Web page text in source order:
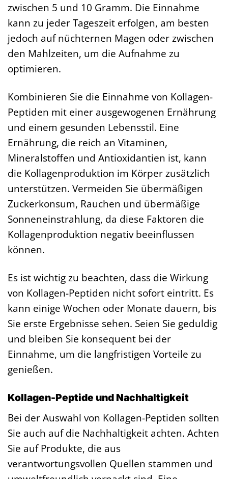
zwischen 5 und 10 Gramm. Die Einnahme
kann zu jeder Tageszeit erfolgen, am besten
jedoch auf nüchternen Magen oder zwischen
den Mahlzeiten, um die Aufnahme zu
optimieren.
Kombinieren Sie die Einnahme von Kollagen-
Peptiden mit einer ausgewogenen Ernährung
und einem gesunden Lebensstil. Eine
Ernährung, die reich an Vitaminen,
Mineralstoffen und Antioxidantien ist, kann
die Kollagenproduktion im Körper zusätzlich
unterstützen. Vermeiden Sie übermäßigen
Zuckerkonsum, Rauchen und übermäßige
Sonneneinstrahlung, da diese Faktoren die
Kollagenproduktion negativ beeinflussen
können.
Es ist wichtig zu beachten, dass die Wirkung
von Kollagen-Peptiden nicht sofort eintritt. Es
kann einige Wochen oder Monate dauern, bis
Sie erste Ergebnisse sehen. Seien Sie geduldig
und bleiben Sie konsequent bei der
Einnahme, um die langfristigen Vorteile zu
genießen.
Kollagen-Peptide und Nachhaltigkeit
Bei der Auswahl von Kollagen-Peptiden sollten
Sie auch auf die Nachhaltigkeit achten. Achten
Sie auf Produkte, die aus
verantwortungsvollen Quellen stammen und